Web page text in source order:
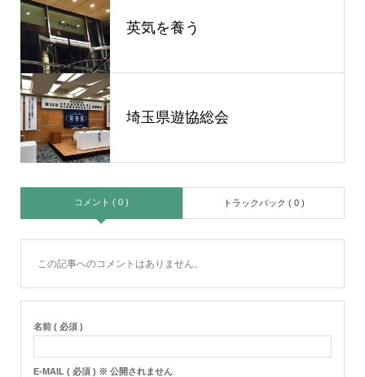
英気を養う
埼玉県遊協総会
コメント ( 0 ) トラックバック ( 0 )
この記事へのコメントはありません。
名前 ( 必須 )
E-MAIL ( 必須 ) ※ 公開されません